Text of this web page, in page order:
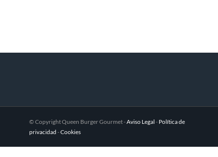
© Copyright Queen Burger Gourmet -Aviso Legal - Política de
privacidad -Cookies